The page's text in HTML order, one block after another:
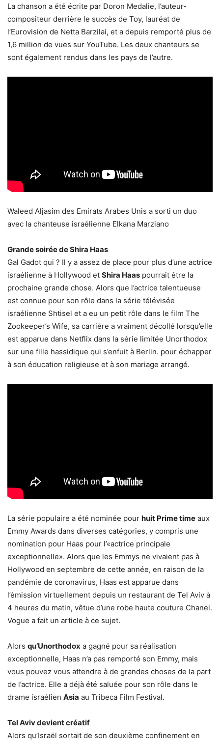
La chanson a été écrite par Doron Medalie, l’auteur-
compositeur derrière le succès de Toy, lauréat de
l’Eurovision de Netta Barzilai, et a depuis remporté plus de
1,6 million de vues sur YouTube. Les deux chanteurs se
sont également rendus dans les pays de l’autre.
Waleed Aljasim des Emirats Arabes Unis a sorti un duo
avec la chanteuse israélienne Elkana Marziano
Grande soirée de Shira Haas
Gal Gadot qui ? Il y a assez de place pour plus d’une actrice
israélienne à Hollywood et Shira Haas pourrait être la
prochaine grande chose. Alors que l’actrice talentueuse
est connue pour son rôle dans la série télévisée
israélienne Shtisel et a eu un petit rôle dans le film The
Zookeeper’s Wife, sa carrière a vraiment décollé lorsqu’elle
est apparue dans Netflix dans la série limitée Unorthodox
sur une fille hassidique qui s’enfuit à Berlin. pour échapper
à son éducation religieuse et à son mariage arrangé.
La série populaire a été nominée pour huit Prime time aux
Emmy Awards dans diverses catégories, y compris une
nomination pour Haas pour l’«actrice principale
exceptionnelle». Alors que les Emmys ne vivaient pas à
Hollywood en septembre de cette année, en raison de la
pandémie de coronavirus, Haas est apparue dans
l’émission virtuellement depuis un restaurant de Tel Aviv à
4 heures du matin, vêtue d’une robe haute couture Chanel.
Vogue a fait un article à ce sujet.
Alors qu’Unorthodox a gagné pour sa réalisation
exceptionnelle, Haas n’a pas remporté son Emmy, mais
vous pouvez vous attendre à de grandes choses de la part
de l’actrice. Elle a déjà été saluée pour son rôle dans le
drame israélien Asia au Tribeca Film Festival.
Tel Aviv devient créatif
Alors qu’Israël sortait de son deuxième confinement en